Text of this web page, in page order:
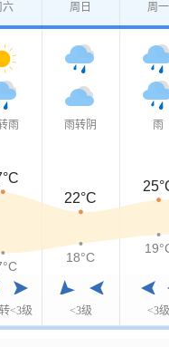
六 周日 周一
雨
<3级
雨转阴
<3级
雨
<3级
22°C
18°C